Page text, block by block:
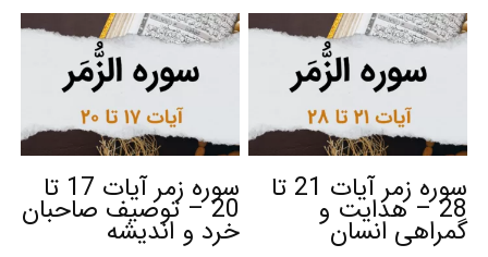
سوره زمر آیات 21 تا
28 – هدایت و
گمراهی انسان
سوره زمر آیات 17 تا
20 – توصیف صاحبان
خرد و اندیشه